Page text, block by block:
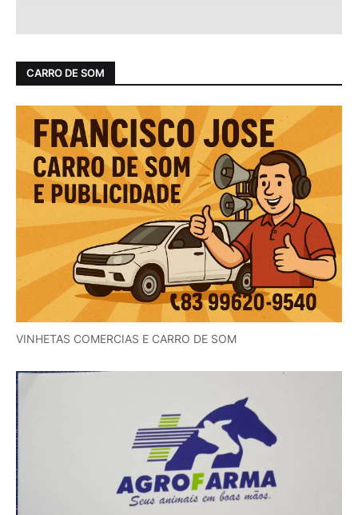
CARRO DE SOM
VINHETAS COMERCIAS E CARRO DE SOM